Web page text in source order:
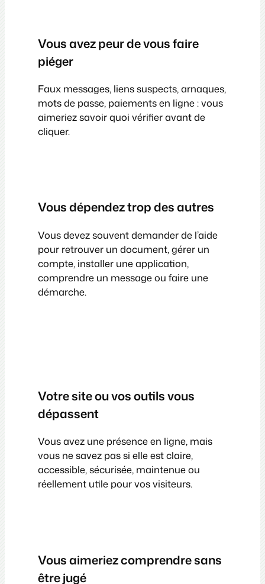
Vous avez peur de vous faire
piéger
Faux messages, liens suspects, arnaques,
mots de passe, paiements en ligne : vous
aimeriez savoir quoi vérifier avant de
cliquer.
Vous dépendez trop des autres
Vous devez souvent demander de l’aide
pour retrouver un document, gérer un
compte, installer une application,
comprendre un message ou faire une
démarche.
Votre site ou vos outils vous
dépassent
Vous avez une présence en ligne, mais
vous ne savez pas si elle est claire,
accessible, sécurisée, maintenue ou
réellement utile pour vos visiteurs.
Vous aimeriez comprendre sans
être jugé